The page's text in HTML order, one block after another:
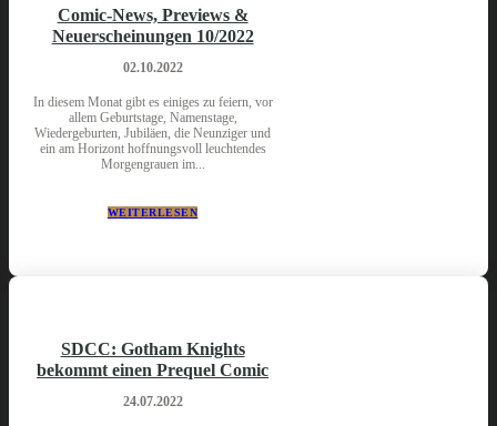
Comic-News, Previews &
Neuerscheinungen 10/2022
02.10.2022
In diesem Monat gibt es einiges zu feiern, vor
allem Geburtstage, Namenstage,
Wiedergeburten, Jubiläen, die Neunziger und
ein am Horizont hoffnungsvoll leuchtendes
Morgengrauen im...
WEITERLESEN
SDCC: Gotham Knights
bekommt einen Prequel Comic
24.07.2022